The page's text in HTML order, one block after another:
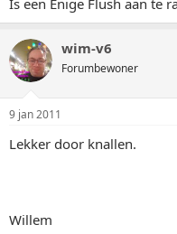
wim-v6
Forumbewoner
9 jan 2011
Lekker door knallen.
Willem